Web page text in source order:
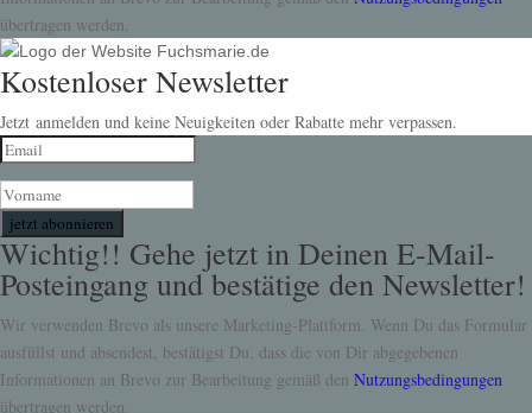
übertragen werden.
Kostenloser Newsletter
Jetzt anmelden und keine Neuigkeiten oder Rabatte mehr verpassen.
jetzt abonnieren
Wichtig!! Gehe jetzt in Deinen E-Mail-
Posteingang und bestätige den Newsletter!
Wir verwenden Brevo als unsere Marketing-Plattform. Wenn Du das Formular
ausfüllst und absendest, bestätigst Du, dass die von Dir abgegebenen
Informationen an Brevo zur Bearbeitung gemäß den Nutzungsbedingungen
übertragen werden.